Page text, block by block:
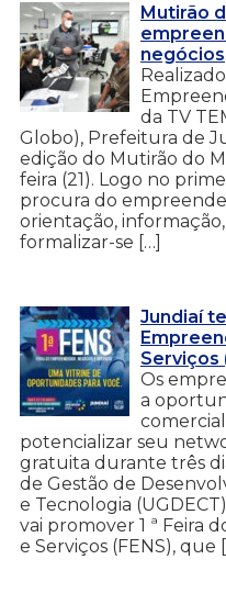
Mutirão
negócios
da TV
Globo), Prefeitura de
edição do Mutirão do
feira (21). Logo no
procura do
orientação,
formalizar-se […]
Jundiaí
Serviços
Os
a
potencializar seu
gratuita durante três
de Gestão de
e Tecnologia
vai promover 1 ª Feira
e Serviços (FENS), que